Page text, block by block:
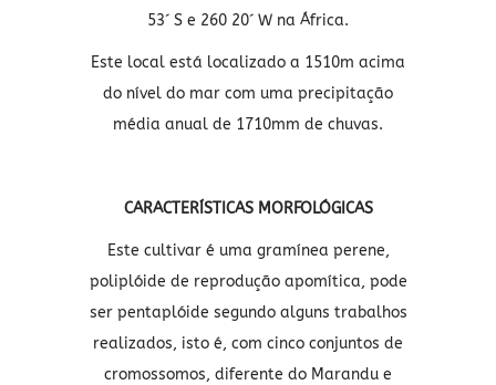
53´ S e 260 20´ W na África.
Este local está localizado a 1510m acima
do nível do mar com uma precipitação
média anual de 1710mm de chuvas.
CARACTERÍSTICAS MORFOLÓGICAS
Este cultivar é uma gramínea perene,
poliplóide de reprodução apomítica, pode
ser pentaplóide segundo alguns trabalhos
realizados, isto é, com cinco conjuntos de
cromossomos, diferente do Marandu e